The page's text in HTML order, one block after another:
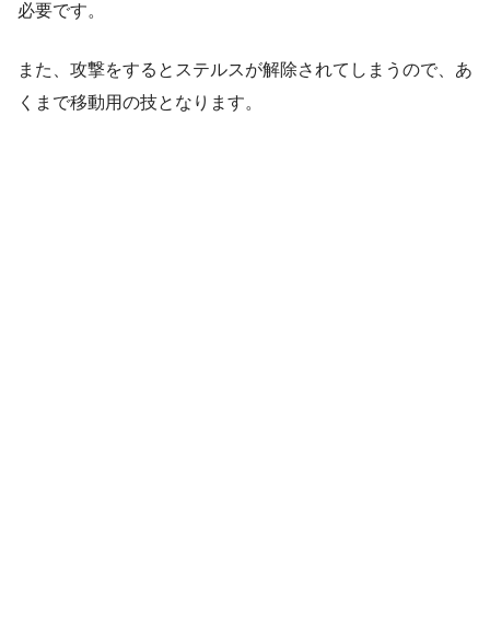
必要です。
また、攻撃をするとステルスが解除されてしまうので、あ
くまで移動用の技となります。